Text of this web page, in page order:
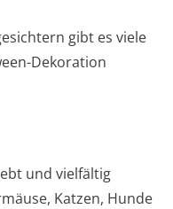
gibt es viele
Dekoration
und vielfältig
Katzen, Hunde